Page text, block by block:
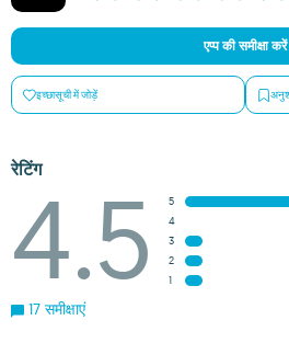
एप्प की समीक्षा करें
इच्छासूची में जोड़ें
रेटिंग
4.5
5
4
3
2
1
17 समीक्षाएं